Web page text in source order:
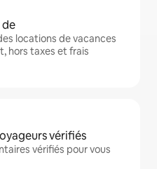
de
locations de vacances
hors taxes et frais
vérifiés
vérifiés pour vous